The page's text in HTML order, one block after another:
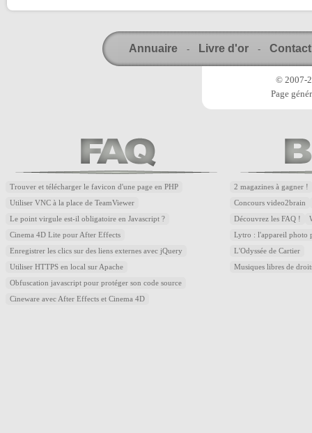
Annuaire - Livre d'or - Contact
© 2007-
Page
Trouver et télécharger le favicon d'une page en PHP
Utiliser VNC à la place de TeamViewer
Le point virgule est-il obligatoire en Javascript ?
Cinema 4D Lite pour After Effects
Enregistrer les clics sur des liens externes avec jQuery
Utiliser HTTPS en local sur Apache
Obfuscation javascript pour protéger son code source
Cineware avec After Effects et Cinema 4D
2 magazines à gagner !
Concours video2brain
Découvrez les FAQ !
Lytro : l'appareil photo
L'Odyssée de Cartier
Musiques libres de